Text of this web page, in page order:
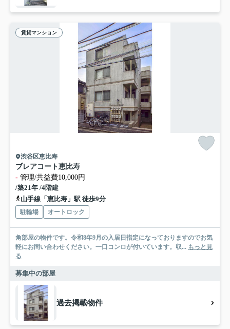
賃貸マンション
渋谷区恵比寿
ブレアコート恵比寿
- 管理/共益費10,000円
/築21年 /4階建
山手線「恵比寿」駅 徒歩9分
駐輪場 オートロック
角部屋の物件です。令和8年9月の入居日指定になっておりますのでお気
軽にお問い合わせください。一口コンロが付いています。収... もっと見
る
募集中の部屋
過去掲載物件